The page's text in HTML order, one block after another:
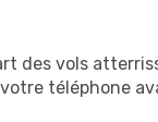
des vols
téléphone